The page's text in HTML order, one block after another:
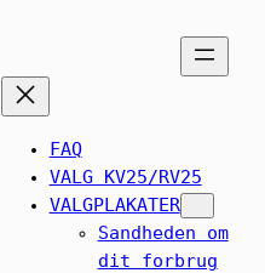
FAQ
VALG KV25/RV25
VALGPLAKATER
Sandheden om
dit forbrug